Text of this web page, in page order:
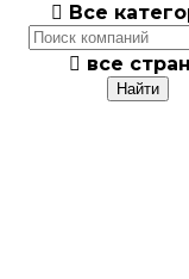
 Все
 все